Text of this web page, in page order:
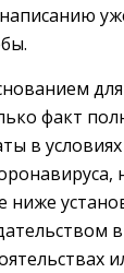
факт
в условиях
ниже
в